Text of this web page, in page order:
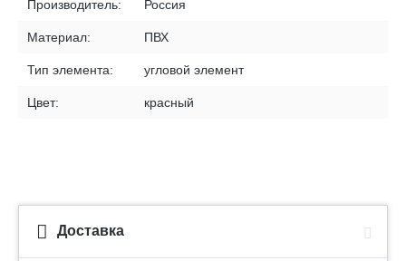
Производитель: Россия
Материал: ПВХ
Тип элемента: угловой элемент
Цвет: красный
Доставка